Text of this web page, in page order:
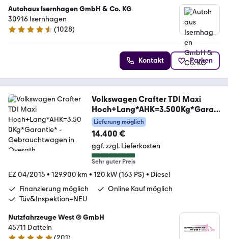
Autohaus Isernhagen GmbH & Co. KG
30916 Isernhagen
4.5 Sterne
(1028)
Kontakt Parken
Volkswagen Crafter TDI Maxi
Hoch+Lang*AHK=3.500Kg*Garan
tie*
Lieferung möglich
14.400 €
ggf. zzgl. Lieferkosten
Sehr guter Preis
EZ 04/2015 • 129.900 km • 120 kW (163 PS) • Diesel
Finanzierung möglich
Online Kauf möglich
Tüv&Inspektion=NEU
Nutzfahrzeuge West ® GmbH
45711 Datteln